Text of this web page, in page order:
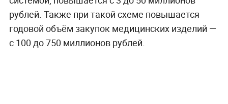
рублей. Также при такой схеме повышается
годовой объём закупок медицинских изделий —
с 100 до 750 миллионов рублей.